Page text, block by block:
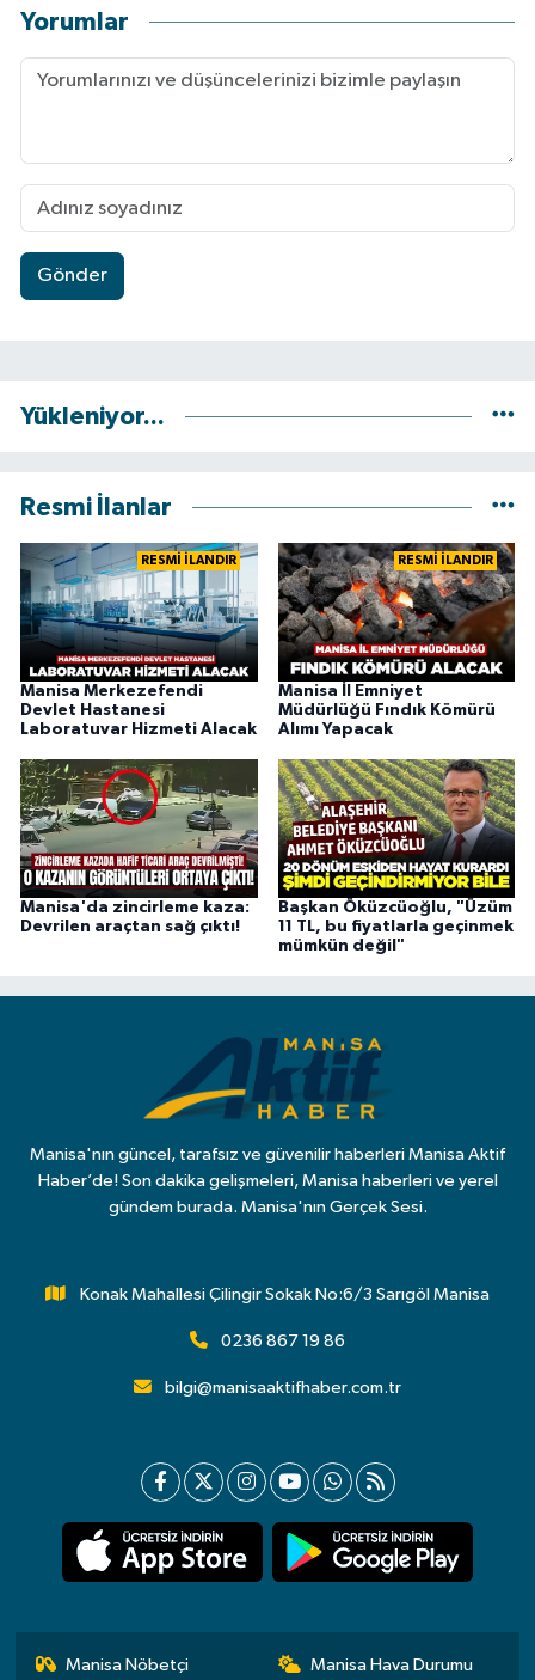
Yorumlar
Gönder
Yükleniyor...
Resmi İlanlar
RESMİ İLANDIR
Manisa Merkezefendi
Devlet Hastanesi
Laboratuvar Hizmeti Alacak
RESMİ İLANDIR
Manisa İl Emniyet
Müdürlüğü Fındık Kömürü
Alımı Yapacak
Manisa'da zincirleme kaza:
Devrilen araçtan sağ çıktı!
Başkan Öküzcüoğlu, "Üzüm
11 TL, bu fiyatlarla geçinmek
mümkün değil"
Manisa'nın güncel, tarafsız ve güvenilir haberleri Manisa Aktif
Haber’de! Son dakika gelişmeleri, Manisa haberleri ve yerel
gündem burada. Manisa'nın Gerçek Sesi.
Konak Mahallesi Çilingir Sokak No:6/3 Sarıgöl Manisa
0236 867 19 86
bilgi@manisaaktifhaber.com.tr
Manisa Nöbetçi Manisa Hava Durumu